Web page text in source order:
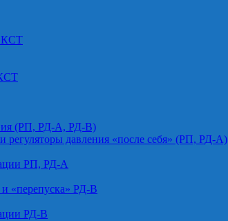
КСТ
(РП, РД-А, РД-В)
регуляторы давления «после себя» (РП, РД-А)
РП, РД-А
и «перепуска» РД-В
РД-В